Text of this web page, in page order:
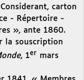
carton
- Répertoire -
», ante 1860.
la souscription
, 1er mars